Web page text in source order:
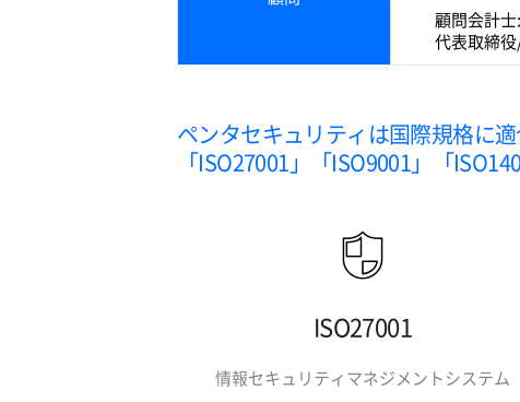
顧問会計
代表取締
ペンタセキュリティは国際規格に適
「ISO27001」「ISO9001」「
ISO27001
情報セキュリティマネジメントシステム